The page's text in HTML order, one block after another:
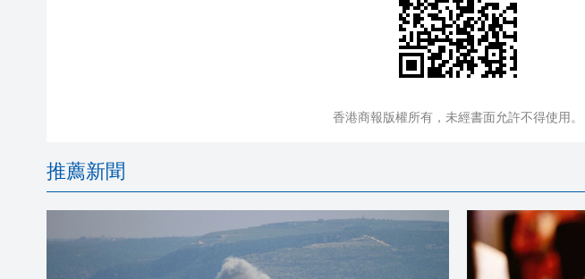
香港商報版權所有，未經書面允許不得使用。
推薦新聞